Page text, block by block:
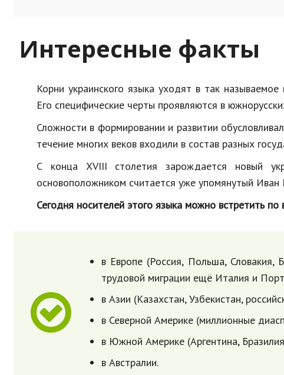
Интересные факты
Корни украинского языка уходят в так
Его специфические черты проявляются в
Сложности в формировании и развитии
течение многих веков входили в состав разных
С конца XVIII столетия зарождается новый
основоположником считается уже упомянутый Иван
Сегодня носителей этого языка можно встретить по
в Европе (Россия, Польша, Словакия,
трудовой миграции ещё Италия и
в Азии (Казахстан, Узбекистан,
в Северной Америке (миллионные
в Южной Америке (Аргентина,
в Австралии.